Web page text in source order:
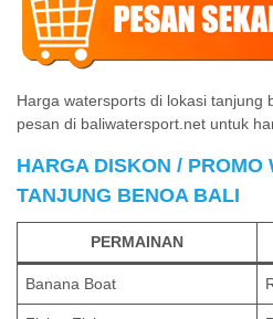
Harga watersports di lokasi tanjung
pesan di baliwatersport.net untuk
HARGA DISKON / PROMO
TANJUNG BENOA BALI
PERMAINAN
Banana Boat